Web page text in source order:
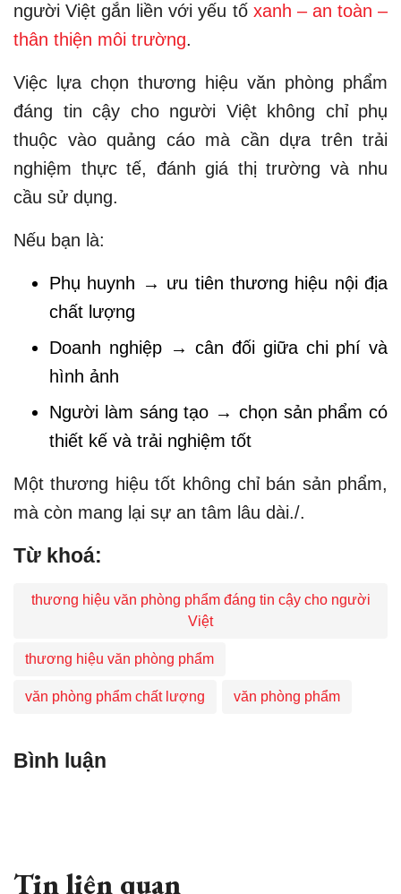
người Việt gắn liền với yếu tốxanh – an toàn –
thân thiện môi trường.
Việc lựa chọn thương hiệu văn phòng phẩm
đáng tin cậy cho người Việt không chỉ phụ
thuộc vào quảng cáo mà cần dựa trên trải
nghiệm thực tế, đánh giá thị trường và nhu
cầu sử dụng.
Nếu bạn là:
Phụ huynh → ưu tiên thương hiệu nội địa
chất lượng
Doanh nghiệp → cân đối giữa chi phí và
hình ảnh
Người làm sáng tạo → chọn sản phẩm có
thiết kế và trải nghiệm tốt
Một thương hiệu tốt không chỉ bán sản phẩm,
mà còn mang lại sự an tâm lâu dài./.
Từ khoá:
thương hiệu văn phòng phẩm đáng tin cậy cho người
Việt
thương hiệu văn phòng phẩm
văn phòng phẩm chất lượng văn phòng phẩm
Bình luận
Tin liên quan